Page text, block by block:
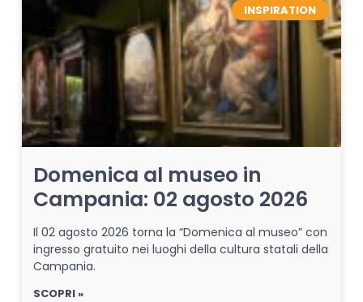
INSPIRATION
Domenica al museo in
Campania: 02 agosto 2026
Il 02 agosto 2026 torna la “Domenica al museo” con
ingresso gratuito nei luoghi della cultura statali della
Campania.
SCOPRI »